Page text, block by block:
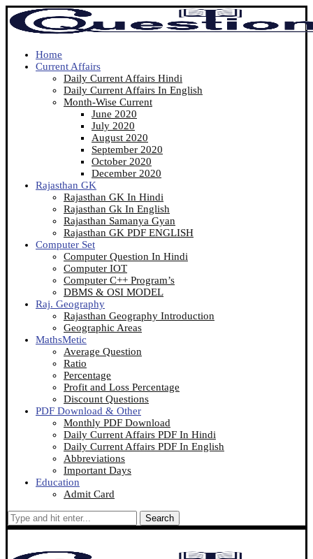
Home
Current Affairs
Daily Current Affairs Hindi
Daily Current Affairs In English
Month-Wise Current
June 2020
July 2020
August 2020
September 2020
October 2020
December 2020
Rajasthan GK
Rajasthan GK In Hindi
Rajasthan Gk In English
Rajasthan Samanya Gyan
Rajasthan GK PDF ENGLISH
Computer Set
Computer Question In Hindi
Computer IOT
Computer C++ Program’s
DBMS & OSI MODEL
Raj. Geography
Rajasthan Geography Introduction
Geographic Areas
MathsMetic
Average Question
Ratio
Percentage
Profit and Loss Percentage
Discount Questions
PDF Download & Other
Monthly PDF Download
Daily Current Affairs PDF In Hindi
Daily Current Affairs PDF In English
Abbreviations
Important Days
Education
Admit Card
Search